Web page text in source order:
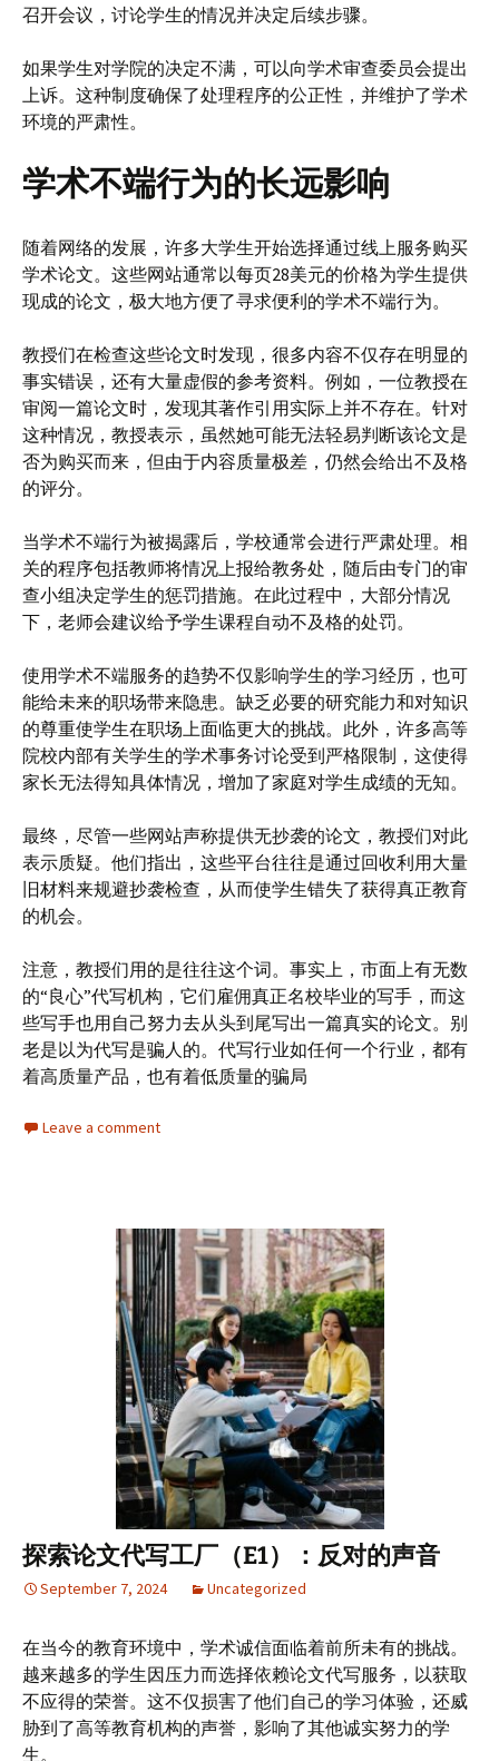
召开会议，讨论学生的情况并决定后续步骤。
如果学生对学院的决定不满，可以向学术审查委员会提出
上诉。这种制度确保了处理程序的公正性，并维护了学术
环境的严肃性。
学术不端行为的长远影响
随着网络的发展，许多大学生开始选择通过线上服务购买
学术论文。这些网站通常以每页28美元的价格为学生提供
现成的论文，极大地方便了寻求便利的学术不端行为。
教授们在检查这些论文时发现，很多内容不仅存在明显的
事实错误，还有大量虚假的参考资料。例如，一位教授在
审阅一篇论文时，发现其著作引用实际上并不存在。针对
这种情况，教授表示，虽然她可能无法轻易判断该论文是
否为购买而来，但由于内容质量极差，仍然会给出不及格
的评分。
当学术不端行为被揭露后，学校通常会进行严肃处理。相
关的程序包括教师将情况上报给教务处，随后由专门的审
查小组决定学生的惩罚措施。在此过程中，大部分情况
下，老师会建议给予学生课程自动不及格的处罚。
使用学术不端服务的趋势不仅影响学生的学习经历，也可
能给未来的职场带来隐患。缺乏必要的研究能力和对知识
的尊重使学生在职场上面临更大的挑战。此外，许多高等
院校内部有关学生的学术事务讨论受到严格限制，这使得
家长无法得知具体情况，增加了家庭对学生成绩的无知。
最终，尽管一些网站声称提供无抄袭的论文，教授们对此
表示质疑。他们指出，这些平台往往是通过回收利用大量
旧材料来规避抄袭检查，从而使学生错失了获得真正教育
的机会。
注意，教授们用的是往往这个词。事实上，市面上有无数
的“良心”代写机构，它们雇佣真正名校毕业的写手，而这
些写手也用自己努力去从头到尾写出一篇真实的论文。别
老是以为代写是骗人的。代写行业如任何一个行业，都有
着高质量产品，也有着低质量的骗局
Leave a comment
探索论文代写工厂（E1）：反对的声音
September 7, 2024 Uncategorized
在当今的教育环境中，学术诚信面临着前所未有的挑战。
越来越多的学生因压力而选择依赖论文代写服务，以获取
不应得的荣誉。这不仅损害了他们自己的学习体验，还威
胁到了高等教育机构的声誉，影响了其他诚实努力的学
生。